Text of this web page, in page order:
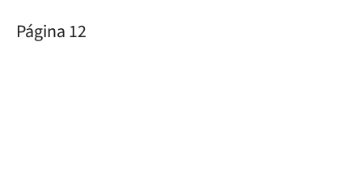
Página 12